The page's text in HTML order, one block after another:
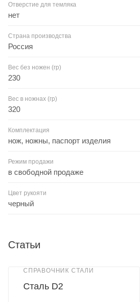
Отверстие для темляка
нет
Страна производства
Россия
Вес без ножен (гр)
230
Вес в ножнах (гр)
320
Комплектация
нож, ножны, паспорт изделия
Режим продажи
в свободной продаже
Цвет рукояти
черный
Статьи
СПРАВОЧНИК СТАЛИ
Сталь D2